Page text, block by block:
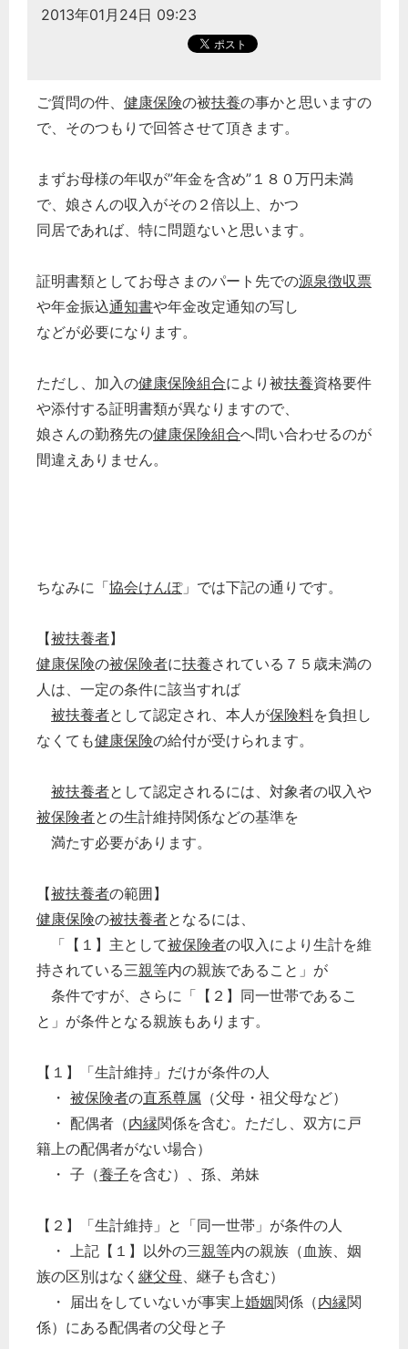
2013年01月24日 09:23
ご質問の件、 健康保険の被扶養の事かと思いますの
で、そのつもりで回答させて頂きます。
まずお母様の年収が”年金を含め”１８０万円未満
で、娘さんの収入がその２倍以上、かつ
同居であれば、特に問題ないと思います。
証明書類としてお母さまのパート先での源泉徴収票
や年金振込通知書や年金改定通知の写し
などが必要になります。
ただし、加入の健康保険組合により被扶養資格要件
や添付する証明書類が異なりますので、
娘さんの勤務先の健康保険組合へ問い合わせるのが
間違えありません。
ちなみに「協会けんぽ」では下記の通りです。
【被扶養者】
健康保険の被保険者に扶養されている７５歳未満の
人は、一定の条件に該当すれば
被扶養者として認定され、本人が保険料を負担し
なくても健康保険の給付が受けられます。
被扶養者として認定されるには、対象者の収入や
被保険者との生計維持関係などの基準を
満たす必要があります。
【被扶養者の範囲】
健康保険の被扶養者となるには、
「【１】主として被保険者の収入により生計を維
持されている三親等内の親族であること」が
条件ですが、さらに「【２】同一世帯であるこ
と」が条件となる親族もあります。
【１】「生計維持」だけが条件の人
・ 被保険者の直系尊属 （父母・祖父母など）
・ 配偶者（内縁関係を含む。ただし、双方に戸
籍上の配偶者がない場合）
・ 子（養子を含む）、孫、弟妹
【２】「生計維持」と「同一世帯」が条件の人
・ 上記【１】以外の三親等内の親族（血族、姻
族の区別はなく 継父母、継子も含む）
・ 届出をしていないが事実上婚姻関係（内縁関
係）にある配偶者の父母と子